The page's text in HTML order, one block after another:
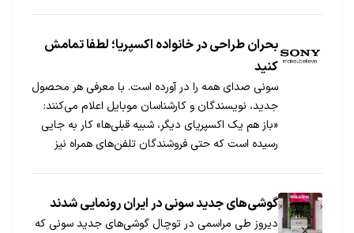
بحران طراحی در خانواده اکسپریا؛ لطفا تمامش
کنید
سونی صدای همه را در آورده است. با معرفی هر محصول
جدید، نویسندگان و کارشناسان موبایل اعلام می‌کنند:
«باز هم یک اکسپریای دیگر، شبیه قبلی‌ها» کار به جایی
رسیده است که حتی فروشندگان تلفن‌های همراه نیز
گوشی‌های جدید سونی در ایران رونمایی شدند
دیروز طی مراسمی در توچال گوشی‌های جدید سونی که